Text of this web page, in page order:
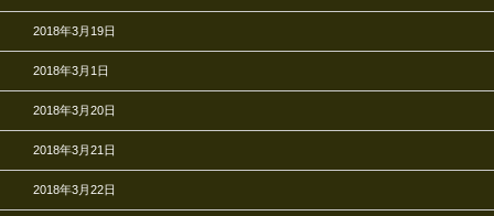
2018年3月19日
2018年3月1日
2018年3月20日
2018年3月21日
2018年3月22日